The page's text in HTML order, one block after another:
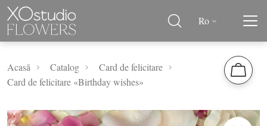
Ro
Acasă Catalog
Card de felicitare
Card de felicitare «Birthday wishes»